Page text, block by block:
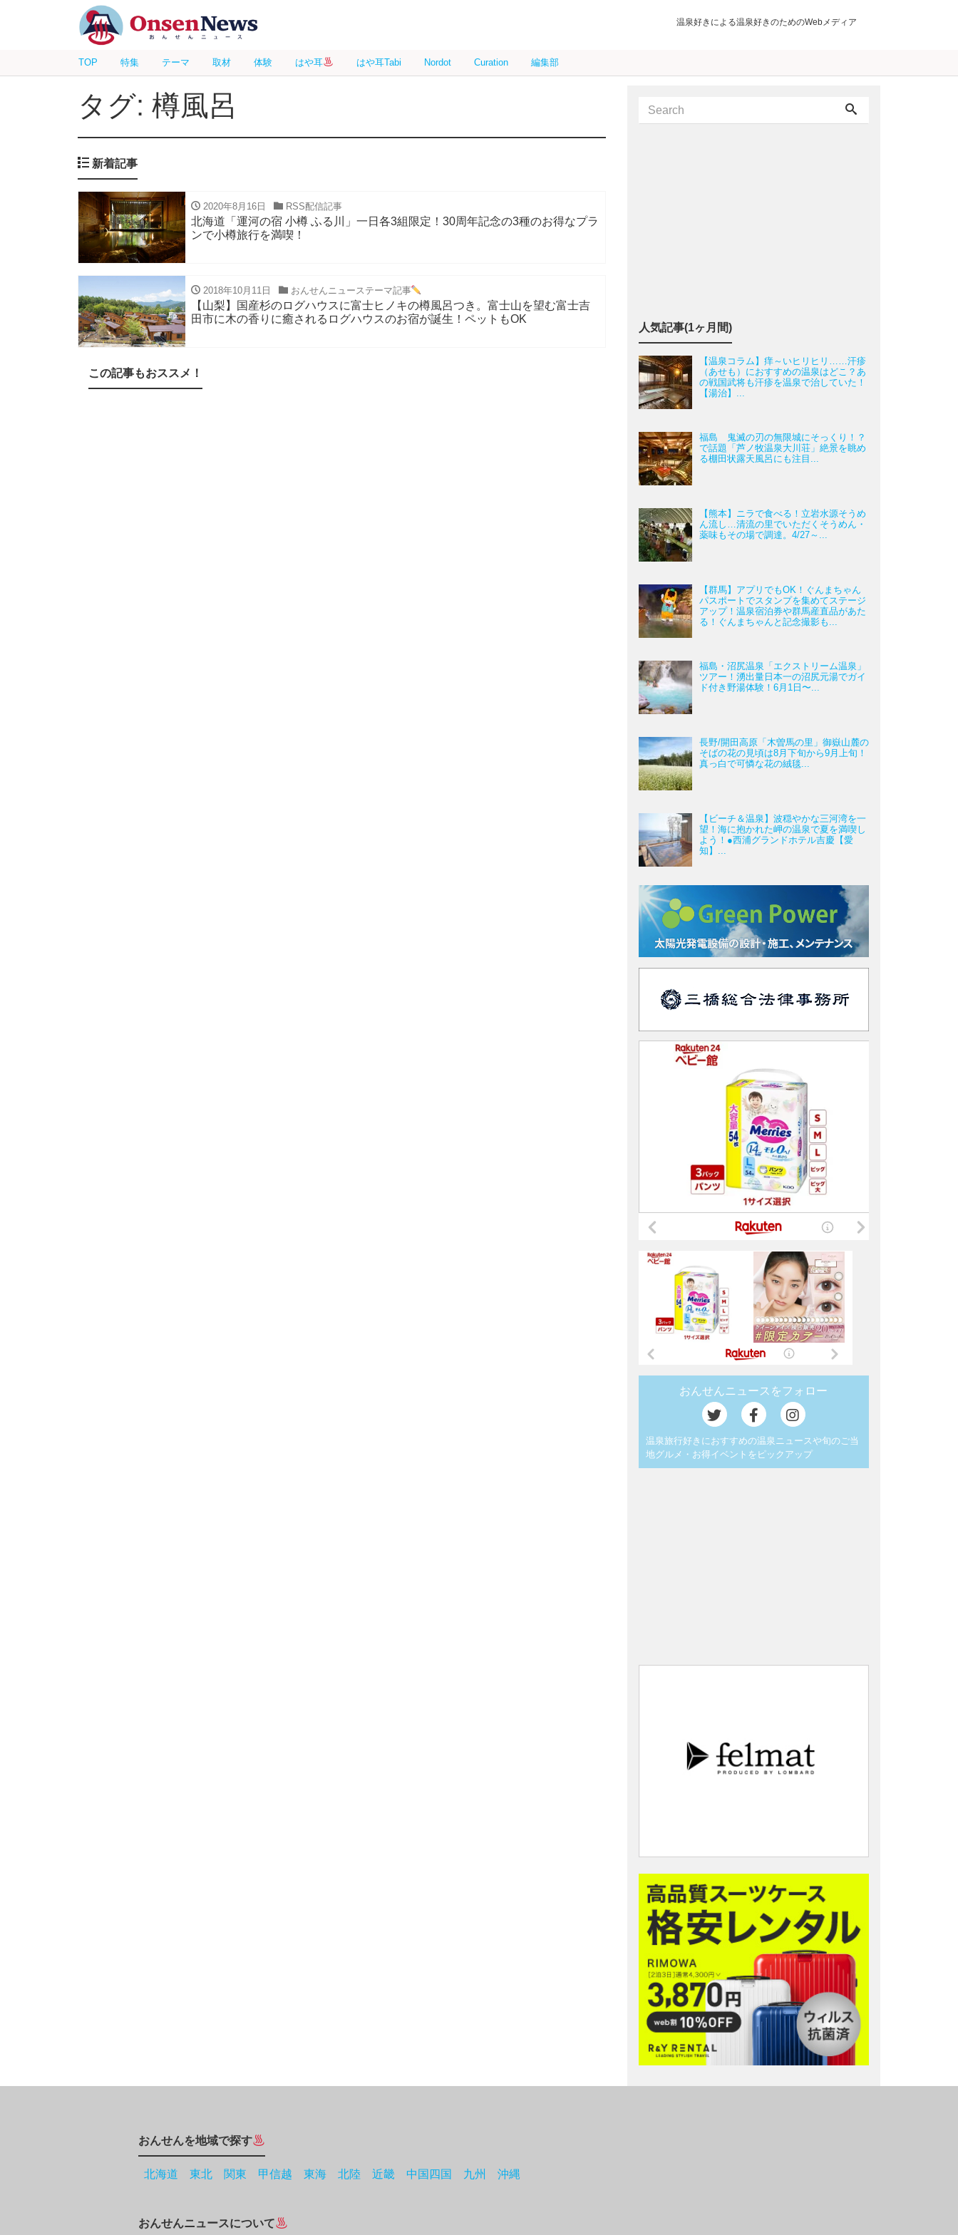
温泉好きによる温泉好きのためのWebメディア
TOP 特集 テーマ 取材 体験 はや耳 はや耳Tabi Nordot Curation 編集部
タグ: 樽風呂
新着記事
2020年8月16日 RSS配信記事
北海道「運河の宿 小樽 ふる川」一日各3組限定！30周年記念の3種のお得なプラ
ンで小樽旅行を満喫！
2018年10月11日 おんせんニューステーマ記事
【山梨】国産杉のログハウスに富士ヒノキの樽風呂つき。富士山を望む富士吉
田市に木の香りに癒されるログハウスのお宿が誕生！ペットもOK
この記事もおススメ！
人気記事(1ヶ月間)
【温泉コラム】痒～いヒリヒリ……汗疹
（あせも）におすすめの温泉はどこ？あ
の戦国武将も汗疹を温泉で治していた！
【湯治】...
福島 鬼滅の刃の無限城にそっくり！？
で話題「芦ノ牧温泉大川荘」絶景を眺め
る棚田状露天風呂にも注目...
【熊本】ニラで食べる！立岩水源そうめ
ん流し…清流の里でいただくそうめん・
薬味もその場で調達。4/27～...
【群馬】アプリでもOK！ぐんまちゃん
パスポートでスタンプを集めてステージ
アップ！温泉宿泊券や群馬産直品があた
る！ぐんまちゃんと記念撮影も...
福島・沼尻温泉「エクストリーム温泉」
ツアー！湧出量日本一の沼尻元湯でガイ
ド付き野湯体験！6月1日〜...
長野/開田高原「木曽馬の里」御嶽山麓の
そばの花の見頃は8月下旬から9月上旬！
真っ白で可憐な花の絨毯...
【ビーチ＆温泉】波穏やかな三河湾を一
望！海に抱かれた岬の温泉で夏を満喫し
よう！●西浦グランドホテル吉慶【愛
知】...
おんせんニュースをフォロー
温泉旅行好きにおすすめの温泉ニュースや旬のご当
地グルメ・お得イベントをピックアップ
おんせんを地域で探す
北海道 東北 関東 甲信越 東海 北陸 近畿 中国四国 九州 沖縄
おんせんニュースについて